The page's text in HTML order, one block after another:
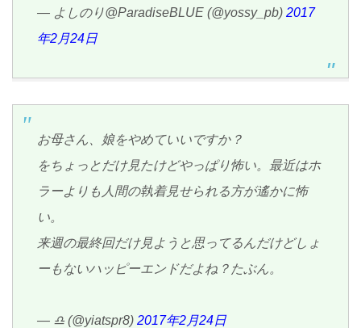
— よしのり@ParadiseBLUE (@yossy_pb) 2017
年2月24日
お母さん、娘をやめていいですか？
をちょっとだけ見たけどやっぱり怖い。最近はホ
ラーよりも人間の執着見せられる方が遙かに怖
い。
来週の最終回だけ見ようと思ってるんだけどしょ
ーもないハッピーエンドだよね？たぶん。
— ♎ (@yiatspr8) 2017年2月24日